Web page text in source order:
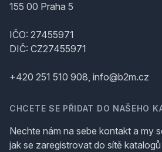
155 00 Praha 5
IČO: 27455971
DIČ: CZ27455971
+420 251 510 908, info@b2m.cz
CHCETE SE PŘIDAT DO NAŠEHO
Nechte nám na sebe kontakt a my
jak se zaregistrovat do sítě